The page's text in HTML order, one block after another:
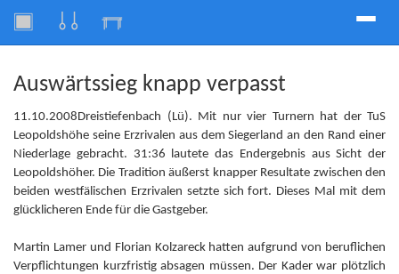
Toggle
Auswärtssieg knapp verpasst
11.10.2008Dreistiefenbach (Lü). Mit nur vier Turnern hat der TuS
Leopoldshöhe seine Erzrivalen aus dem Siegerland an den Rand einer
Niederlage gebracht. 31:36 lautete das Endergebnis aus Sicht der
Leopoldshöher. Die Tradition äußerst knapper Resultate zwischen den
beiden westfälischen Erzrivalen setzte sich fort. Dieses Mal mit dem
glücklicheren Ende für die Gastgeber.
Martin Lamer und Florian Kolzareck hatten aufgrund von beruflichen
Verpflichtungen kurzfristig absagen müssen. Der Kader war plötzlich